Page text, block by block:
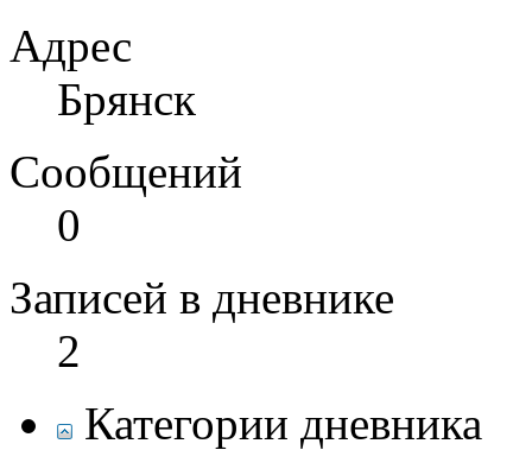
Адрес
Брянск
Сообщений
0
Записей в дневнике
2
Категории дневника